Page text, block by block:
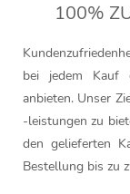
100%
bei jedem Kauf
anbieten. Unser
-leistungen zu
den gelieferten
Bestellung bis zu